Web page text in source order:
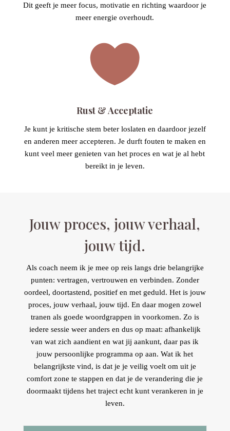
Dit geeft je meer focus, motivatie en richting waardoor je
meer energie overhoudt.

Rust & Acceptatie
Je kunt je kritische stem beter loslaten en daardoor jezelf
en anderen meer accepteren. Je durft fouten te maken en
kunt veel meer genieten van het proces en wat je al hebt
bereikt in je leven.
Jouw proces, jouw verhaal,
jouw tijd.
Als coach neem ik je mee op reis langs drie belangrijke
punten: vertragen, vertrouwen en verbinden. Zonder
oordeel, doortastend, positief en met geduld. Het is jouw
proces, jouw verhaal, jouw tijd. En daar mogen zowel
tranen als goede woordgrappen in voorkomen. Zo is
iedere sessie weer anders en dus op maat: afhankelijk
van wat zich aandient en wat jij aankunt, daar pas ik
jouw persoonlijke programma op aan. Wat ik het
belangrijkste vind, is dat je je veilig voelt om uit je
comfort zone te stappen en dat je de verandering die je
doormaakt tijdens het traject echt kunt verankeren in je
leven.